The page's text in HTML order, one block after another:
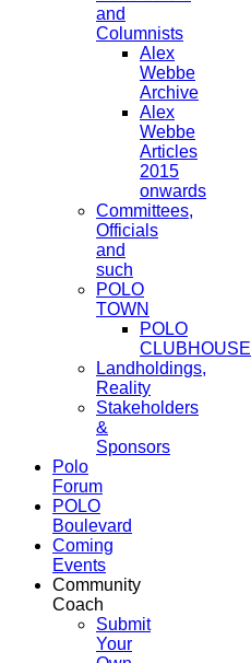
and
Columnists
Alex
Webbe
Archive
Alex
Webbe
Articles
2015
onwards
Committees,
Officials
and
such
POLO
TOWN
POLO
CLUBHOUSE
Landholdings,
Reality
Stakeholders
&
Sponsors
Polo
Forum
POLO
Boulevard
Coming
Events
Community
Coach
Submit
Your